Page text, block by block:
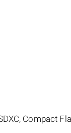
Compact